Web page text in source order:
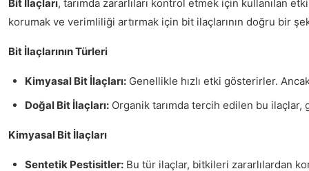
Bit İlaçları, tarımda zararlıları kontrol etmek için kullanılan
korumak ve verimliliği artırmak için bit ilaçlarının doğru bir
Bit İlaçlarının Türleri
Kimyasal Bit İlaçları: Genellikle hızlı etki gösterirler.
Doğal Bit İlaçları: Organik tarımda tercih edilen bu
Kimyasal Bit İlaçları
Sentetik Pestisitler: Bu tür ilaçlar, bitkileri zararlılardan